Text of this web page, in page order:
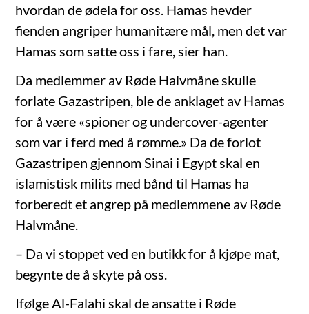
hvordan de ødela for oss. Hamas hevder
fienden angriper humanitære mål, men det var
Hamas som satte oss i fare, sier han.
Da medlemmer av Røde Halvmåne skulle
forlate Gazastripen, ble de anklaget av Hamas
for å være «spioner og undercover-agenter
som var i ferd med å rømme.» Da de forlot
Gazastripen gjennom Sinai i Egypt skal en
islamistisk milits med bånd til Hamas ha
forberedt et angrep på medlemmene av Røde
Halvmåne.
– Da vi stoppet ved en butikk for å kjøpe mat,
begynte de å skyte på oss.
Ifølge Al-Falahi skal de ansatte i Røde